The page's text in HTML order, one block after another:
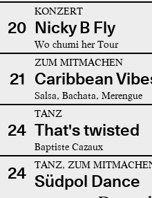
20
KONZERT
Nicky B Fly
Wo chumi her Tour
21
ZUM MITMACHEN
Caribbean
Salsa, Bachata, Merengue
24
TANZ
That's twisted
Baptiste Cazaux
24 TANZ, ZUM
Südpol Dance